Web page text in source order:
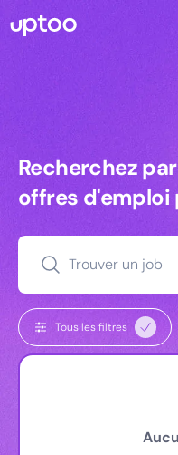
Recherchez
Recherchez
offres d'emploi
Trouver un job
Tous les filtres